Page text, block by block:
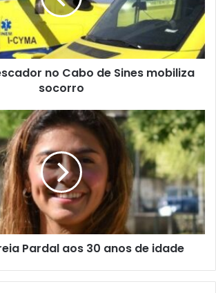
no Cabo de Sines mobiliza
socorro
Pardal aos 30 anos de idade